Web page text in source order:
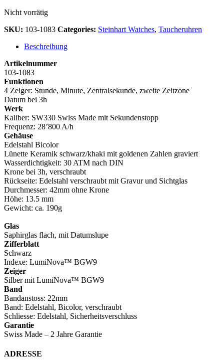
Nicht vorrätig
SKU: 103-1083 Categories: Steinhart Watches, Taucheruhren
Beschreibung
Artikelnummer
103-1083
Funktionen
4 Zeiger: Stunde, Minute, Zentralsekunde, zweite Zeitzone
Datum bei 3h
Werk
Kaliber: SW330 Swiss Made mit Sekundenstopp
Frequenz: 28’800 A/h
Gehäuse
Edelstahl Bicolor
Lünette Keramik schwarz/khaki mit goldenen Zahlen graviert
Wasserdichtigkeit: 30 ATM nach DIN
Krone bei 3h, verschraubt
Rückseite: Edelstahl verschraubt mit Gravur und Sichtglas
Durchmesser: 42mm ohne Krone
Höhe: 13.5 mm
Gewicht: ca. 190g
Glas
Saphirglas flach, mit Datumslupe
Zifferblatt
Schwarz
Indexe: LumiNova™ BGW9
Zeiger
Silber mit LumiNova™ BGW9
Band
Bandanstoss: 22mm
Band: Edelstahl, Bicolor, verschraubt
Schliesse: Edelstahl, Sicherheitsverschluss
Garantie
Swiss Made – 2 Jahre Garantie
Footer
ADRESSE